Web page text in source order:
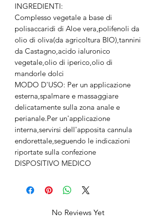
INGREDIENTI:
Complesso vegetale a base di
polisaccaridi di Aloe vera,polifenoli da
olio di oliva(da agricoltura BIO),tannini
da Castagno,acido ialuronico
vegetale,olio di iperico,olio di
mandorle dolci
MODO D'USO: Per un applicazione
esterna,spalmare e massaggiare
delicatamente sulla zona anale e
perianale.Per un'applicazione
interna,servirsi dell'apposita cannula
endorettale,seguendo le indicazioni
riportate sulla confezione
DISPOSITIVO MEDICO
No Reviews Yet